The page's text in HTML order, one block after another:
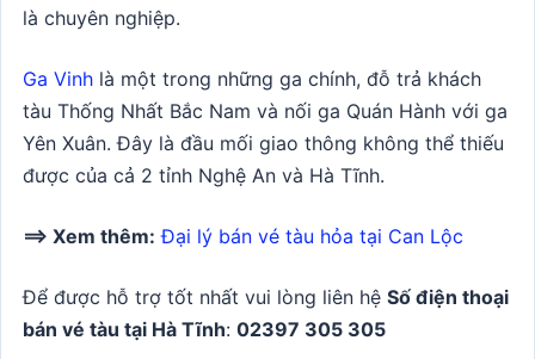
là chuyên nghiệp.
Ga Vinh là một trong những ga chính, đỗ trả khách
tàu Thống Nhất Bắc Nam và nối ga Quán Hành với ga
Yên Xuân. Đây là đầu mối giao thông không thể thiếu
được của cả 2 tỉnh Nghệ An và Hà Tĩnh.
==> Xem thêm: Đại lý bán vé tàu hỏa tại Can Lộc
Để được hỗ trợ tốt nhất vui lòng liên hệ Số điện thoại
bán vé tàu tại Hà Tĩnh: 02397 305 305